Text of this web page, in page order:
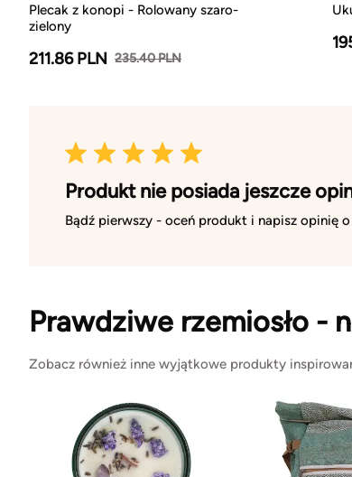
Plecak z konopi - Rolowany szaro-
zielony
211.86 PLN 235.40 PLN
Produkt nie posiada jeszcze
Bądź pierwszy - oceń produkt i napisz opinię
Prawdziwe rzemiosło -
Zobacz również inne wyjątkowe produkty